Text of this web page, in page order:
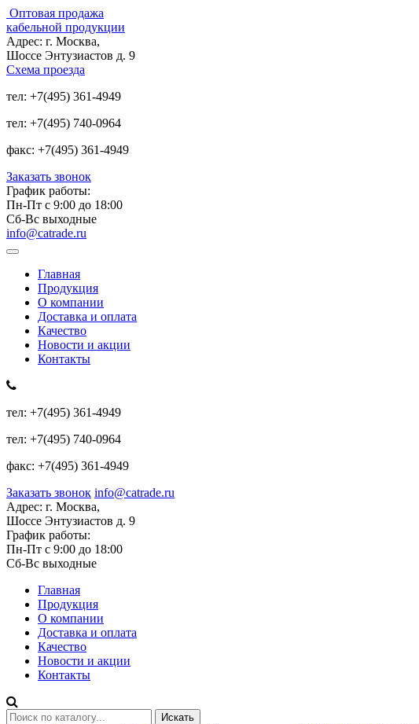
Оптовая продажа
кабельной продукции
Адрес: г. Москва,
Шоссе Энтузиастов д. 9
Схема проезда
тел: +7(495) 361-4949
тел: +7(495) 740-0964
факс: +7(495) 361-4949
Заказать звонок
График работы:
Пн-Пт с 9:00 до 18:00
Сб-Вс выходные
info@catrade.ru
Главная
Продукция
О компании
Доставка и оплата
Качество
Новости и акции
Контакты
тел: +7(495) 361-4949
тел: +7(495) 740-0964
факс: +7(495) 361-4949
Заказать звонок info@catrade.ru
Адрес: г. Москва,
Шоссе Энтузиастов д. 9
График работы:
Пн-Пт с 9:00 до 18:00
Сб-Вс выходные
Главная
Продукция
О компании
Доставка и оплата
Качество
Новости и акции
Контакты
Искать